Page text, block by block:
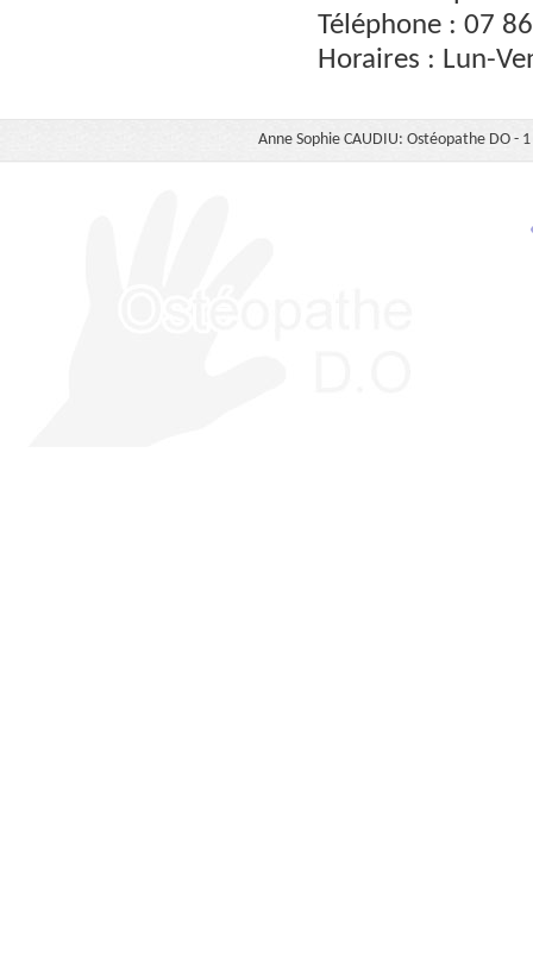
Téléphone : 07
Horaires : Lun-
Anne Sophie CAUDIU: Ostéopathe DO -